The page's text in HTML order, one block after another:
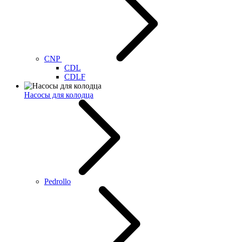
CNP
CDL
CDLF
Насосы для колодца
Pedrollo